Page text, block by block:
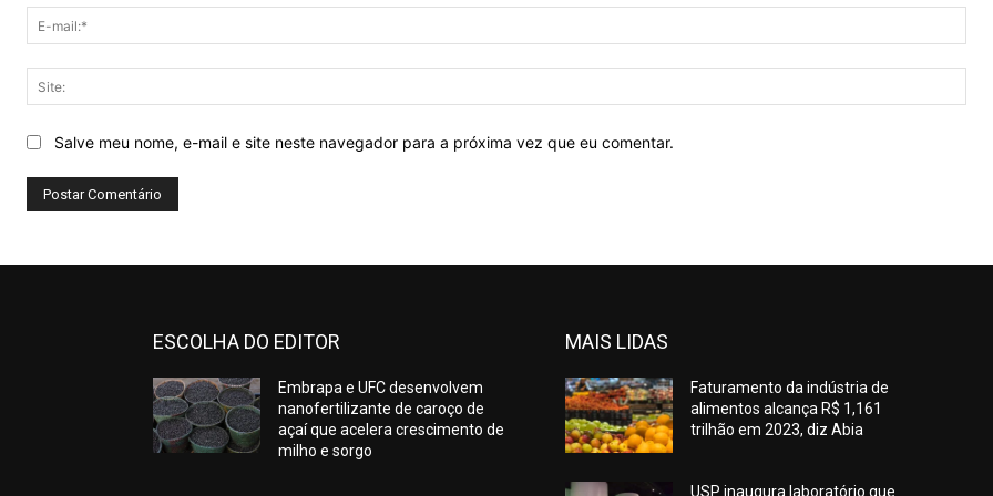
Salve meu nome, e-mail e site neste navegador para a próxima vez que eu comentar.
ESCOLHA DO EDITOR
Embrapa e UFC desenvolvem
nanofertilizante de caroço de
açaí que acelera crescimento de
milho e sorgo
MAIS LIDAS
Faturamento da indústria de
alimentos alcança R$ 1,161
trilhão em 2023, diz Abia
USP inaugura laboratório que